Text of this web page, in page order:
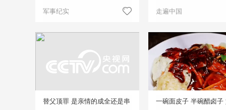
军事纪实 走遍中国
替父顶罪 是亲情的成全还是串
一碗面皮子 半碗醋卤子